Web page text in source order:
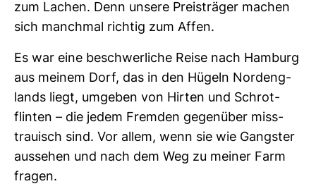
zum Lachen. Denn unsere Preis­träger machen
sich manchmal richtig zum Affen.
Es war eine beschwer­liche Reise nach Ham­burg
aus meinem Dorf, das in den Hügeln Nord­eng­
lands liegt, umgeben von Hirten und Schrot­
flinten – die jedem Fremden gegen­über miss­
trau­isch sind. Vor allem, wenn sie wie Gangster
aus­sehen und nach dem Weg zu meiner Farm
fragen.